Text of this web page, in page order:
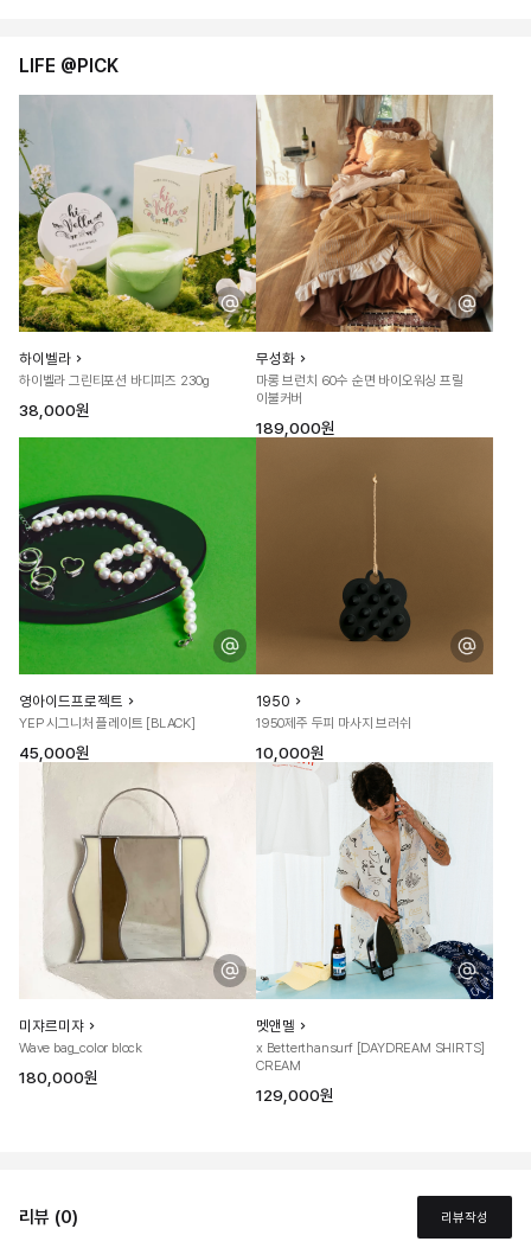
LIFE @PICK
하이벨라
하이벨라 그린티포션 바디피즈 230g
38,000원
무성화
마롱 브런치 60수 순면 바이오워싱 프릴
이불커버
189,000원
영아이드프로젝트
YEP 시그니처 플레이트 [BLACK]
45,000원
1950
1950제주 두피 마사지 브러쉬
10,000원
미쟈르미쟈
Wave bag_color block
180,000원
멧앤멜
x Betterthansurf [DAYDREAM SHIRTS]
CREAM
129,000원
리뷰 (0) 리뷰작성